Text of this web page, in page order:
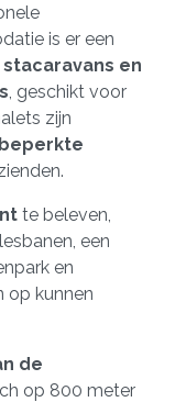
is er een
en
, geschikt voor
zijn
te beleven,
een
en
op kunnen
de
op 800 meter